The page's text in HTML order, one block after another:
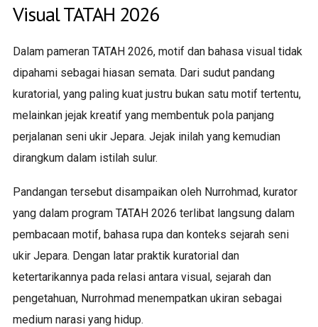
Visual TATAH 2026
Dalam pameran TATAH 2026, motif dan bahasa visual tidak
dipahami sebagai hiasan semata. Dari sudut pandang
kuratorial, yang paling kuat justru bukan satu motif tertentu,
melainkan jejak kreatif yang membentuk pola panjang
perjalanan seni ukir Jepara. Jejak inilah yang kemudian
dirangkum dalam istilah sulur.
Pandangan tersebut disampaikan oleh Nurrohmad, kurator
yang dalam program TATAH 2026 terlibat langsung dalam
pembacaan motif, bahasa rupa dan konteks sejarah seni
ukir Jepara. Dengan latar praktik kuratorial dan
ketertarikannya pada relasi antara visual, sejarah dan
pengetahuan, Nurrohmad menempatkan ukiran sebagai
medium narasi yang hidup.